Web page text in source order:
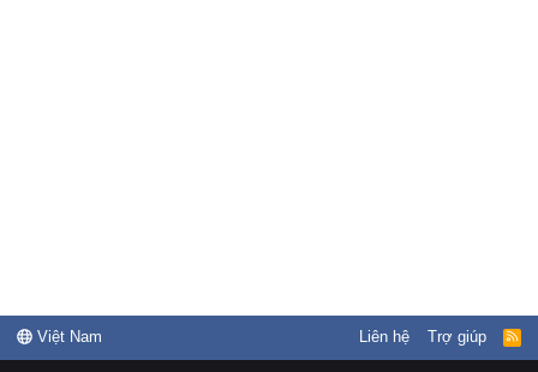
Việt Nam Liên hệ Trợ giúp
R